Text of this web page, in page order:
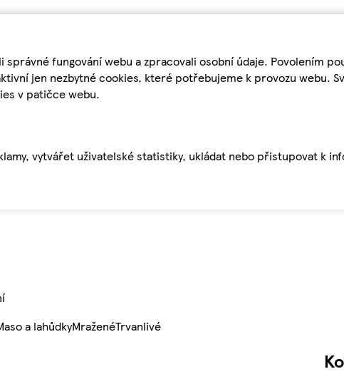
fungování webu a zpracovali osobní údaje. Povolením
jen nezbytné cookies, které potřebujeme k provozu webu.
v patičce webu.
vytvářet uživatelské statistiky, ukládat nebo přistupovat k
a lahůdkyMraženéTrvanlivé